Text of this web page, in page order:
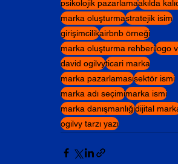
psikolojik pazarlamaakılda
marka oluşturmastratejik isim
girişimcilikairbnb örneği
marka oluşturma rehberilogo
david ogilvyticari marka
marka pazarlamasısektör ismi
marka adı seçimimarka ismi
marka danışmanlığıdijital
ogilvy tarzı yazı